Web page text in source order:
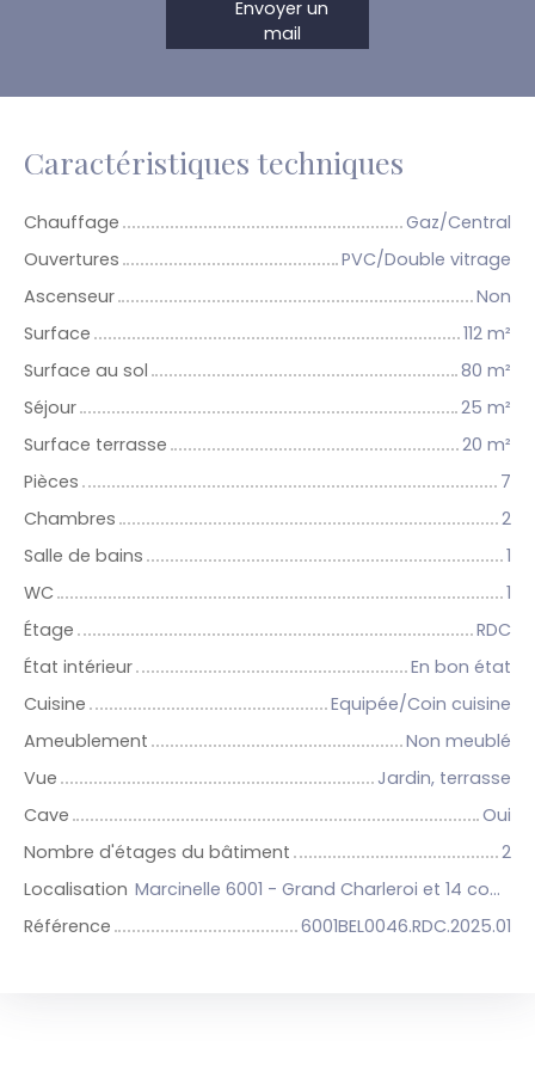
Envoyer un
mail
Caractéristiques techniques
Chauffage
Gaz/Central
Ouvertures
PVC/Double vitrage
Ascenseur
Non
Surface
112 m²
Surface au sol
80 m²
Séjour
25 m²
Surface terrasse
20 m²
Pièces
7
Chambres
2
Salle de bains
1
WC
1
Étage
RDC
État intérieur
En bon état
Cuisine
Equipée/Coin cuisine
Ameublement
Non meublé
Vue
Jardin, terrasse
Cave
Oui
Nombre d'étages du bâtiment
2
Localisation
Marcinelle 6001 - Grand Charleroi et 14 communes
Référence
6001BEL0046.RDC.2025.01